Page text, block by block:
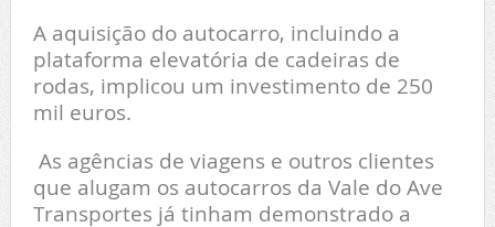
A aquisição do autocarro, incluindo a
plataforma elevatória de cadeiras de
rodas, implicou um investimento de 250
mil euros.
As agências de viagens e outros clientes
que alugam os autocarros da Vale do Ave
Transportes já tinham demonstrado a